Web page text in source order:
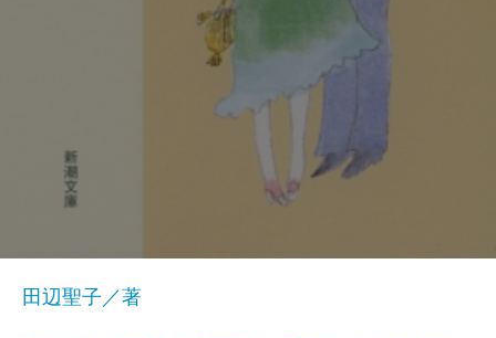
田辺聖子／著